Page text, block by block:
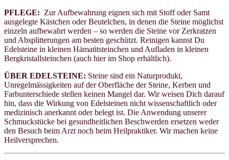
PFLEGE: Zur Aufbewahrung eignen sich mit Stoff oder Samt
ausgelegte Kästchen oder Beutelchen, in denen die Steine möglichst
einzeln aufbewahrt werden – so werden die Steine vor Zerkratzen
und Absplitterungen am besten geschützt. Reinigen kannst Du
Edelsteine in kleinen Hämatitsteinchen und Aufladen in kleinen
Bergkristallsteinchen (auch hier im Shop erhältlich).
ÜBER EDELSTEINE: Steine sind ein Naturprodukt,
Unregelmässigkeiten auf der Oberfläche der Steine, Kerben und
Farbunterschiede stellen keinen Mangel dar. Wir weisen Dich darauf
hin, dass die Wirkung von Edelsteinen nicht wissenschaftlich oder
medizinisch anerkannt oder belegt ist. Die Anwendung unserer
Schmuckstücke bei gesundheitlichen Beschwerden ersetzen weder
den Besuch beim Arzt noch beim Heilpraktiker. Wir machen keine
Heilversprechen.